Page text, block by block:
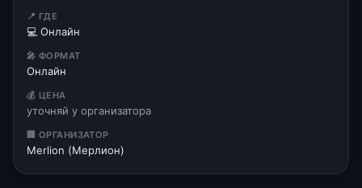
📍 ГДЕ
💻 Онлайн
🎤 ФОРМАТ
Онлайн
💰 ЦЕНА
уточняй у организатора
🏢 ОРГАНИЗАТОР
Merlion (Мерлион)